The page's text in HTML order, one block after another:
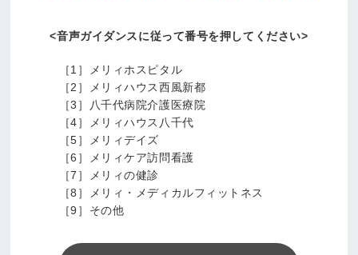
音声ガイダンスに従って番号を押してください
［1］メリィホスピタル
［2］メリィハウス西風新都
［3］八千代病院介護医療院
［4］メリィハウス八千代
［5］メリィデイズ
［6］メリィケア訪問看護
［7］メリィの健診
［8］メリィ・メディカルフィットネス
［9］その他